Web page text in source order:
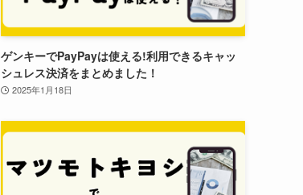
ゲンキーでPayPayは使える!利用できるキャッ
シュレス決済をまとめました！
2025年1月18日